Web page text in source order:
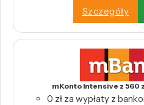
Szczegóły
mKonto Intensive z 560
0 zł za wypłaty z